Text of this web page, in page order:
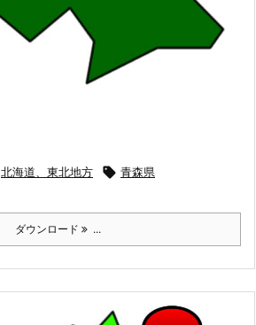
北海道、東北地方  青森県
ダウンロード ...